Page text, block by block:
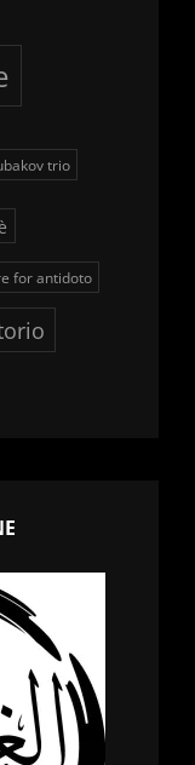
trio
for antidoto